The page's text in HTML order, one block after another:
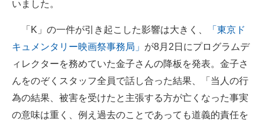
いました。
「K」の一件が引き起こした影響は大きく、
「東京ド
キュメンタリー映画祭事務局」 が8月2日にプログラムデ
ィレクターを務めていた金子さんの降板を発表。金子さ
んをのぞくスタッフ全員で話し合った結果、「当人の行
為の結果、被害を受けたと主張する方が亡くなった事実
の意味は重く、例え過去のことであっても道義的責任を